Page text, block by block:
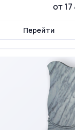
от
Перейти